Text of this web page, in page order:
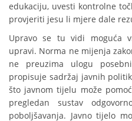
edukaciju, uvesti kontrolne
provjeriti jesu li mjere dale
Upravo se tu vidi moguća
upravi. Norma ne mijenja
ne preuzima ulogu
propisuje sadržaj javnih
što javnom tijelu može
pregledan sustav
poboljšavanja. Javno tijelo